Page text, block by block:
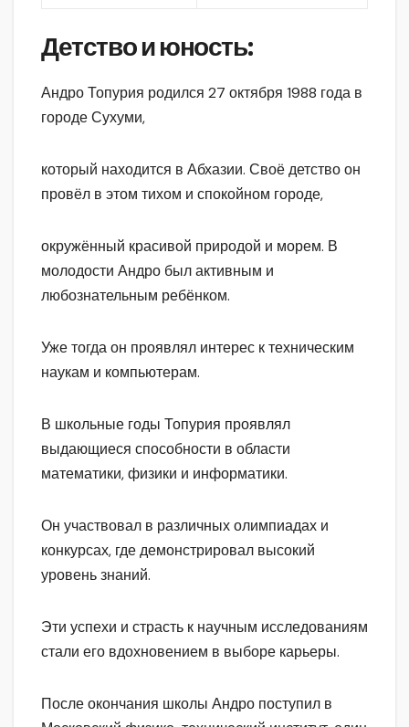
Детство и юность:
Андро Топурия родился 27 октября 1988 года в
городе Сухуми,
который находится в Абхазии. Своё детство он
провёл в этом тихом и спокойном городе,
окружённый красивой природой и морем. В
молодости Андро был активным и
любознательным ребёнком.
Уже тогда он проявлял интерес к техническим
наукам и компьютерам.
В школьные годы Топурия проявлял
выдающиеся способности в области
математики, физики и информатики.
Он участвовал в различных олимпиадах и
конкурсах, где демонстрировал высокий
уровень знаний.
Эти успехи и страсть к научным исследованиям
стали его вдохновением в выборе карьеры.
После окончания школы Андро поступил в